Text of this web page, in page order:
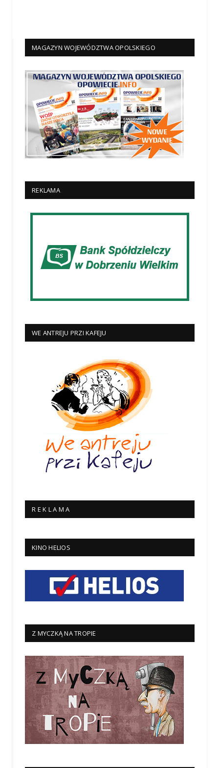
MAGAZYN WOJEWÓDZTWA OPOLSKIEGO
REKLAMA
WE ANTREJU PRZI KAFEJU
R E K L A M A
KINO HELIOS
Z MYCZKĄ NA TROPIE